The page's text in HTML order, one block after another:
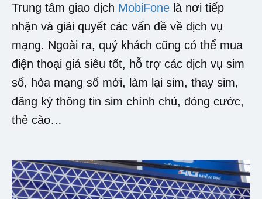
Trung tâm giao dịch MobiFone là nơi tiếp
nhận và giải quyết các vấn đề về dịch vụ
mạng. Ngoài ra, quý khách cũng có thể mua
điện thoại giá siêu tốt, hỗ trợ các dịch vụ sim
số, hòa mạng số mới, làm lại sim, thay sim,
đăng ký thông tin sim chính chủ, đóng cước,
thẻ cào…